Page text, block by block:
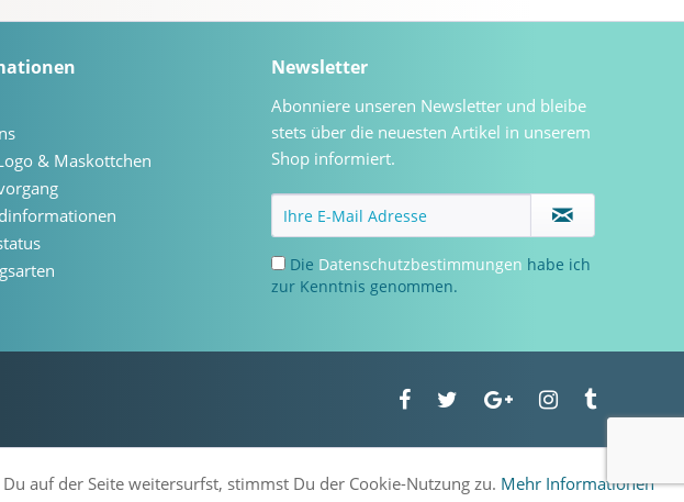
& Maskottchen
Newsletter
Abonniere unseren Newsletter und bleibe
stets über die neuesten Artikel in unserem
Shop informiert.
Die Datenschutzbestimmungen habe ich
zur Kenntnis genommen.
auf der Seite weitersurfst, stimmst Du der Cookie-Nutzung zu. Mehr Informationen